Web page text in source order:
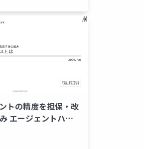
トの精度を担保・改
エージェントハー